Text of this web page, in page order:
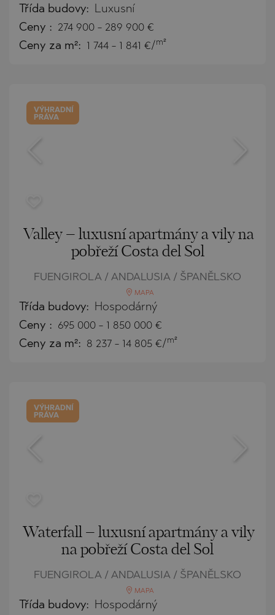
Třída budovy: Luxusní
Ceny : 274 900 - 289 900 €
Ceny za m²: 1 744 - 1 841 €/ m²
VÝHRADNÍ
PRÁVA
Valley – luxusní apartmány a vily na
pobřeží Costa del Sol
FUENGIROLA / ANDALUSIA / ŠPANĚLSKO
MAPA
Třída budovy: Hospodárný
Ceny : 695 000 - 1 850 000 €
Ceny za m²: 8 237 - 14 805 €/ m²
VÝHRADNÍ
PRÁVA
Waterfall – luxusní apartmány a vily
na pobřeží Costa del Sol
FUENGIROLA / ANDALUSIA / ŠPANĚLSKO
MAPA
Třída budovy: Hospodárný